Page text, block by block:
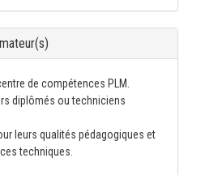
de compétences PLM.
diplômés ou techniciens
leurs qualités pédagogiques et
techniques.